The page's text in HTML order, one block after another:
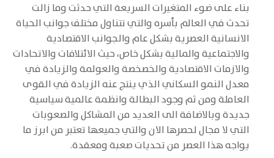
بناء على ضوء المتغيرات السريعة التي حدثت وما زالت
تحدث في العالم بأسره والتي تتناول مختلف جوانب الحياة
الانسانية العصرية بشكل عام والجوانب الاقتصادية
والاجتماعية والمالية بشكل خاص، حيث الائتلافات والاتحادات
والازمات الاقتصادية والخصخصة والعولمة والزيادة في
معدل النمو السكاني الذي ينتج عنه الزيادة في القوى
العاملة ومن ثم وجود البطالة وانظمة عالمية سياسية
جديدة وبالاضافة الى العديد من المشاكل والصعوبات
التي لا مجال لحصرها الان والتي جميعها تعتبر من ابرز ما
يواجه هذا العصر من تحديات صعبة ومعقدة.